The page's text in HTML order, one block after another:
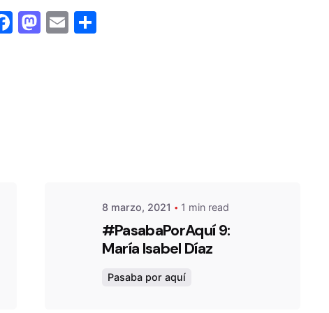
F M E C
8 marzo, 2021 1 min read
#PasabaPorAquí 9:
María Isabel Díaz
Pasaba por aquí